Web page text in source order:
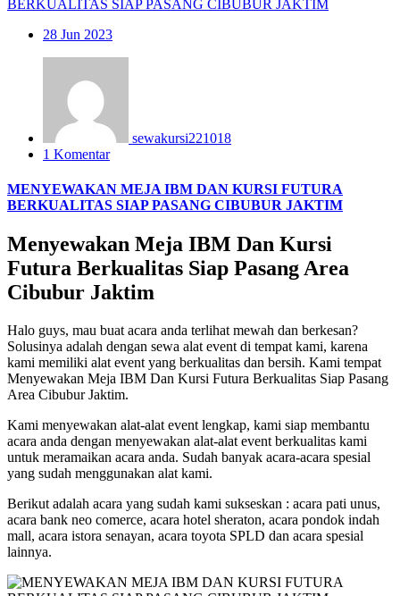
28 Jun 2023
sewakursi221018
1 Komentar
MENYEWAKAN MEJA IBM DAN KURSI FUTURA
BERKUALITAS SIAP PASANG CIBUBUR JAKTIM
Menyewakan Meja IBM Dan Kursi
Futura Berkualitas Siap Pasang Area
Cibubur Jaktim
Halo guys, mau buat acara anda terlihat mewah dan berkesan?
Solusinya adalah dengan sewa alat event di tempat kami, karena
kami memiliki alat event yang berkualitas dan bersih. Kami tempat
Menyewakan Meja IBM Dan Kursi Futura Berkualitas Siap Pasang
Area Cibubur Jaktim.
Kami menyewakan alat-alat event lengkap, kami siap membantu
acara anda dengan menyewakan alat-alat event berkualitas kami
untuk meramaikan acara anda. Sudah banyak acara-acara spesial
yang sudah menggunakan alat kami.
Berikut adalah acara yang sudah kami sukseskan : acara pati unus,
acara bank neo comerce, acara hotel sheraton, acara pondok indah
mall, acara istora senayan, acara toyota SPLD dan acara spesial
lainnya.